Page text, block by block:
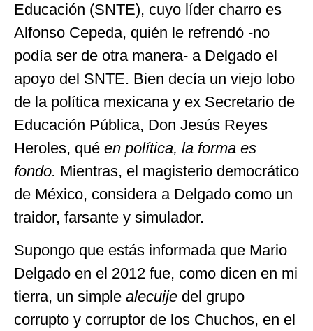
Educación (SNTE), cuyo líder charro es
Alfonso Cepeda, quién le refrendó -no
podía ser de otra manera- a Delgado el
apoyo del SNTE. Bien decía un viejo lobo
de la política mexicana y ex Secretario de
Educación Pública, Don Jesús Reyes
Heroles, qué en política, la forma es
fondo. Mientras, el magisterio democrático
de México, considera a Delgado como un
traidor, farsante y simulador.
Supongo que estás informada que Mario
Delgado en el 2012 fue, como dicen en mi
tierra, un simple alecuije del grupo
corrupto y corruptor de los Chuchos, en el